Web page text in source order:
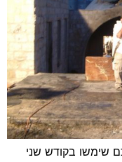
שימשו בקודש שני